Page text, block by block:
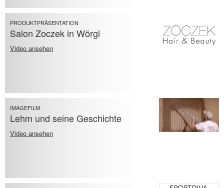
PRODUKTPRÄSENTATION
Salon Zoczek in Wörgl
Video ansehen
IMAGEFILM
Lehm und seine Geschichte
Video ansehen